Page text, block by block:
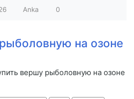
Anka 0
на озоне
вершу рыболовную на озоне